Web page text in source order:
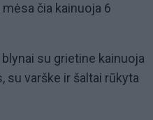
čia kainuoja 6
su grietine kainuoja
su varške ir šaltai rūkyta